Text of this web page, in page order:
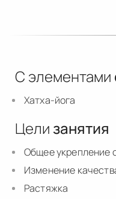
С элементами
Хатха-йога
Целизанятия
Общее укрепление
Изменение
Растяжка